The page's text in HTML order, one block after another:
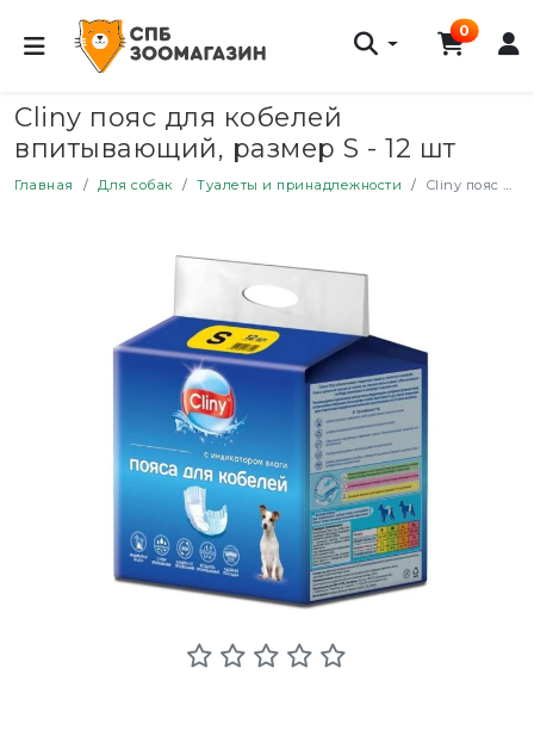
0
Cliny пояс для кобелей
впитывающий, размер S - 12 шт
Главная Для собак Туалеты и принадлежности Cliny пояс для кобелей впитывающий, размер S - 12 шт